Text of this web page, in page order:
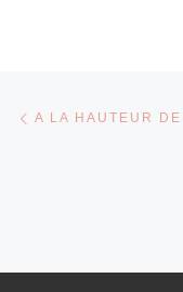
Parcourir
A LA HAUTEUR